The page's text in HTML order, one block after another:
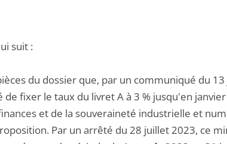
suit :
du dossier que, par un communiqué du
de fixer le taux du livret A à 3 % jusqu'en
et de la souveraineté industrielle et
Par un arrêté du 28 juillet 2023, ce